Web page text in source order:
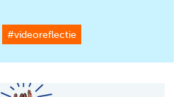
#videoreflectie